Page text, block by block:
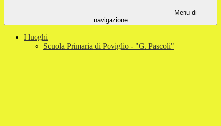
Menu di
navigazione
I luoghi
Scuola Primaria di Poviglio - "G. Pascoli"